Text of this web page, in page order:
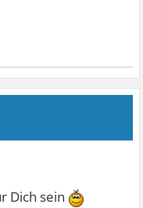
Dich sein